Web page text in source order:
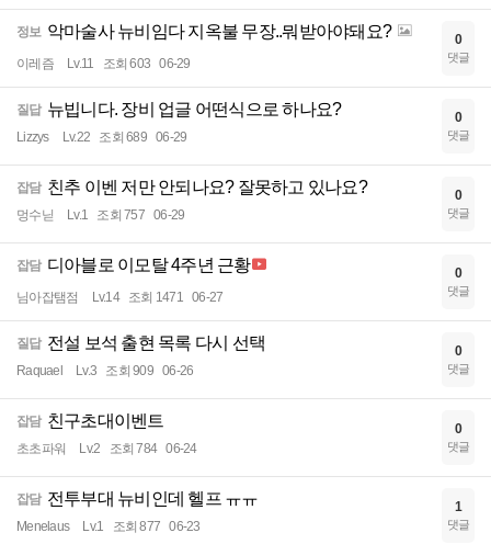
정보 악마술사 뉴비임다 지옥불 무장..뭐받아야돼요?
이레즘 Lv.11 조회 603 06-29
0
댓글
질답 뉴빕니다. 장비 업글 어떤식으로 하나요?
Lizzys Lv.22 조회 689 06-29
0
댓글
잡담 친추 이벤 저만 안되나요? 잘못하고 있나요?
멍수닏 Lv.1 조회 757 06-29
0
댓글
잡담 디아블로 이모탈 4주년 근황
님아잡탬점 Lv.14 조회 1471 06-27
0
댓글
질답 전설 보석 출현 목록 다시 선택
Raquael Lv.3 조회 909 06-26
0
댓글
잡담 친구초대이벤트
초초파워 Lv.2 조회 784 06-24
0
댓글
잡담 전투부대 뉴비인데 헬프 ㅠㅠ
Menelaus Lv.1 조회 877 06-23
1
댓글